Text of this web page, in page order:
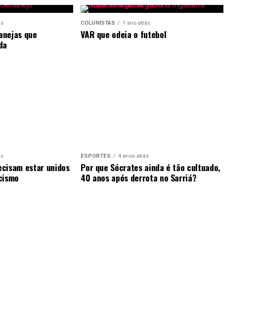
que
COLUNISTAS 1 ano atrás
VAR que odeia o futebol
estar unidos
ESPORTES 4 anos atrás
Por que Sócrates ainda é tão cultuado,
40 anos após derrota no Sarriá?